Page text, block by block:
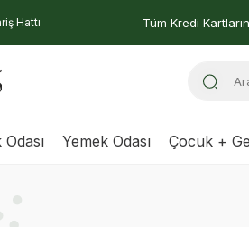
Hattı Tüm Kredi
Yemek Odası Çocuk +